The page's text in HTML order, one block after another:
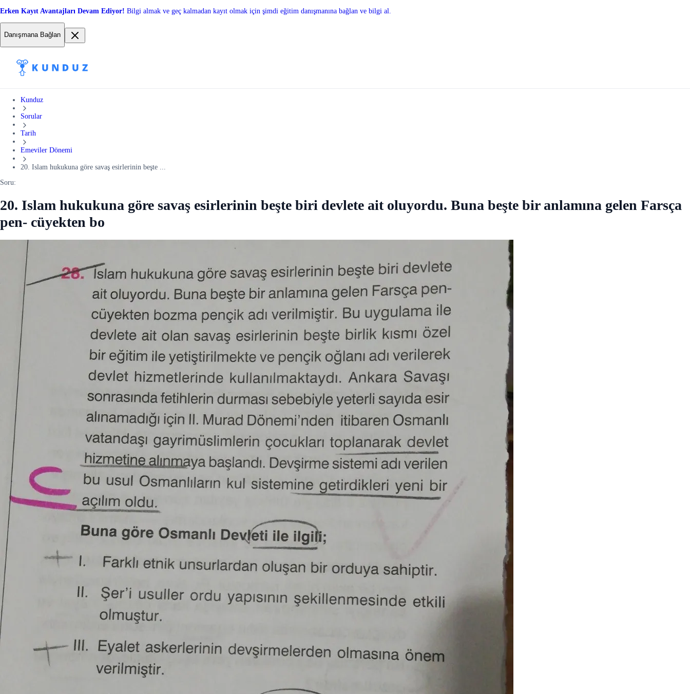
Erken Kayıt Avantajları Devam Ediyor! Bilgi almak ve geç kalmadan kayıt olmak için şimdi eğitim danışmanına bağlan ve bilgi al.
Danışmana Bağlan
Kunduz
Sorular
Tarih
Emeviler Dönemi
20. Islam hukukuna göre savaş esirlerinin beşte ...
Soru:
20. Islam hukukuna göre savaş esirlerinin beşte biri devlete ait oluyordu. Buna beşte bir anlamına gelen Farsça
pen- cüyekten bo